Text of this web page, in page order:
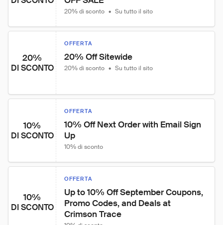
20% di sconto • Su tutto il sito
20%
DI SCONTO
OFFERTA
20% Off Sitewide
20% di sconto • Su tutto il sito
10%
DI SCONTO
OFFERTA
10% Off Next Order with Email Sign
Up
10% di sconto
10%
DI SCONTO
OFFERTA
Up to 10% Off September Coupons,
Promo Codes, and Deals at
Crimson Trace